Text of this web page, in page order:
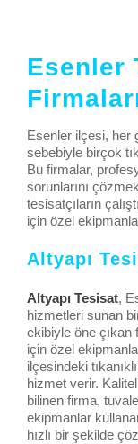
Esenler
Esenler ilçesi, her
sebebiyle birçok
Bu firmalar,
sorunlarını
tesisatçıların
için özel
Altyapı
Altyapı Tesisat,
hizmetleri sunan
ekibiyle öne
için özel
ilçesindeki
hizmet verir.
bilinen firma,
ekipmanlar
hızlı bir şekilde